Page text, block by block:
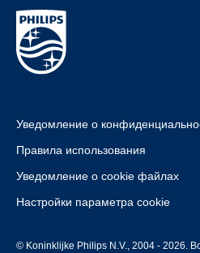
Уведомление о
Правила использования
Уведомление о cookie файлах
Настройки параметра cookie
© Koninklijke Philips N.V., 2004 - 2026.